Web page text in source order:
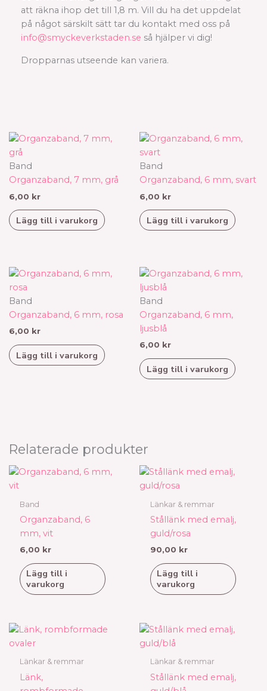
att räkna ihop det till 1,8 m. Vill du ha det uppdelat
på något särskilt sätt tar du kontakt med oss på
info@smyckeverkstaden.se så hjälper vi dig!
Dropparnas utseende kan variera.
Band
Organzaband, 7 mm, grå
6,00 kr
Lägg till i varukorg
Band
Organzaband, 6 mm, svart
6,00 kr
Lägg till i varukorg
Band
Organzaband, 6 mm, rosa
6,00 kr
Lägg till i varukorg
Band
Organzaband, 6 mm,
ljusblå
6,00 kr
Lägg till i varukorg
Relaterade produkter
Band
Organzaband, 6
mm, vit
6,00 kr
Lägg till i
varukorg
Länkar & remmar
Stållänk med emalj,
guld/rosa
90,00 kr
Lägg till i
varukorg
Länkar & remmar
Länk,
Länkar & remmar
Stållänk med emalj,